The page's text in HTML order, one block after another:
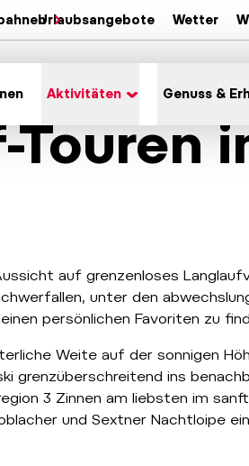
Urlaubsangebote Wetter
Aktivitäten Genuss &
auf grenzenloses
unter den
persönlichen Favoriten zu
Weite auf der sonnigen
grenzüberschreitend ins
3 Zinnen am liebsten im
und Sextner Nachtloipe ein